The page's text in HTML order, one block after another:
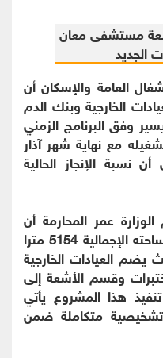
العامة والإسكان أن
الخارجية وبنك الدم
وفق البرنامج الزمني
مع نهاية شهر آذار
نسبة الإنجاز الحالية
عمر المحارمة أن
مشروع التوسعة الجديد تبلغ مساحته الإجمالية 5154 مترا
العيادات الخارجية
وقسم الأشعة إلى
هذا المشروع يأتي
متكاملة ضمن